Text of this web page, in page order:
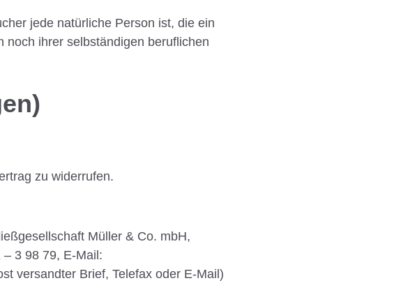
jede natürliche Person ist, die ein
noch ihrer selbständigen beruflichen
zu widerrufen.
Müller & Co. mbH,
3 98 79, E-Mail:
versandter Brief, Telefax oder E-Mail)